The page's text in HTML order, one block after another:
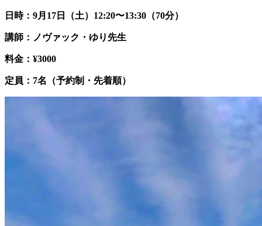
日時：9月17日（土）12:20〜13:30（70分）
講師：ノヴァック・ゆり先生
料金：¥3000
定員：7名（予約制・先着順）